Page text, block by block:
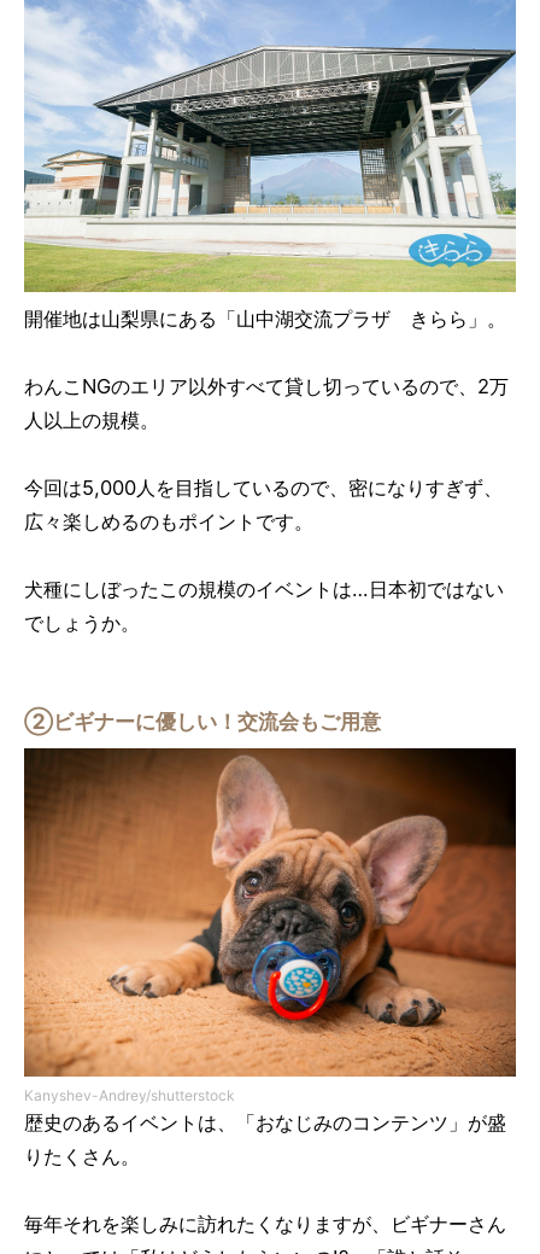
開催地は山梨県にある「山中湖交流プラザ きらら」。
わんこNGのエリア以外すべて貸し切っているので、2万
人以上の規模。
今回は5,000人を目指しているので、密になりすぎず、
広々楽しめるのもポイントです。
犬種にしぼったこの規模のイベントは…日本初ではない
でしょうか。
②ビギナーに優しい！交流会もご用意
Kanyshev-Andrey/shutterstock
歴史のあるイベントは、「おなじみのコンテンツ」が盛
りたくさん。
毎年それを楽しみに訪れたくなりますが、ビギナーさん